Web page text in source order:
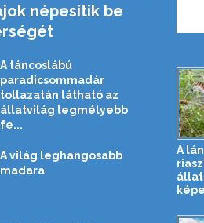
népesítik be
A táncoslábú
paradicsommadár
tollazatán látható az
állatvilág legmélyebb
fe...
A világ leghangosabb
madara
A